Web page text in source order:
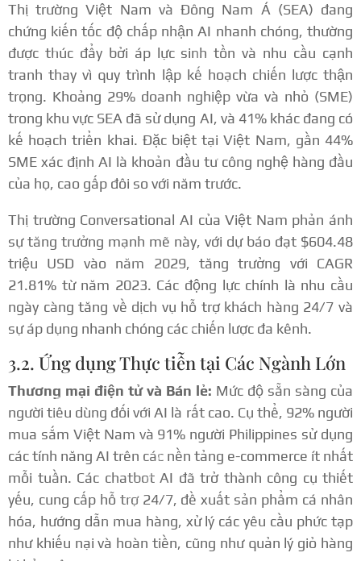
Thị trường Việt Nam và Đông Nam Á (SEA) đang
chứng kiến tốc độ chấp nhận AI nhanh chóng, thường
được thúc đẩy bởi áp lực sinh tồn và nhu cầu cạnh
tranh thay vì quy trình lập kế hoạch chiến lược thận
trọng. Khoảng 29% doanh nghiệp vừa và nhỏ (SME)
trong khu vực SEA đã sử dụng AI, và 41% khác đang có
kế hoạch triển khai. Đặc biệt tại Việt Nam, gần 44%
SME xác định AI là khoản đầu tư công nghệ hàng đầu
của họ, cao gấp đôi so với năm trước.
Thị trường Conversational AI của Việt Nam phản ánh
sự tăng trưởng mạnh mẽ này, với dự báo đạt $604.48
triệu USD vào năm 2029, tăng trưởng với CAGR
21.81% từ năm 2023. Các động lực chính là nhu cầu
ngày càng tăng về dịch vụ hỗ trợ khách hàng 24/7 và
sự áp dụng nhanh chóng các chiến lược đa kênh.
3.2. Ứng dụng Thực tiễn tại Các Ngành Lớn
Thương mại điện tử và Bán lẻ: Mức độ sẵn sàng của
người tiêu dùng đối với AI là rất cao. Cụ thể, 92% người
mua sắm Việt Nam và 91% người Philippines sử dụng
các tính năng AI trên các nền tảng e-commerce ít nhất
mỗi tuần. Các chatbot AI đã trở thành công cụ thiết
yếu, cung cấp hỗ trợ 24/7, đề xuất sản phẩm cá nhân
hóa, hướng dẫn mua hàng, xử lý các yêu cầu phức tạp
như khiếu nại và hoàn tiền, cũng như quản lý giỏ hàng